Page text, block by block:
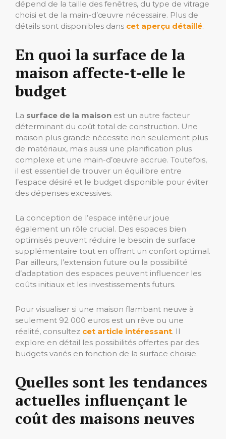
dépend de la taille des fenêtres, du type de vitrage
choisi et de la main-d’œuvre nécessaire. Plus de
détails sont disponibles dans cet aperçu détaillé.
En quoi la surface de la
maison affecte-t-elle le
budget
La surface de la maison est un autre facteur
déterminant du coût total de construction. Une
maison plus grande nécessite non seulement plus
de matériaux, mais aussi une planification plus
complexe et une main-d’œuvre accrue. Toutefois,
il est essentiel de trouver un équilibre entre
l’espace désiré et le budget disponible pour éviter
des dépenses excessives.
La conception de l’espace intérieur joue
également un rôle crucial. Des espaces bien
optimisés peuvent réduire le besoin de surface
supplémentaire tout en offrant un confort optimal.
Par ailleurs, l’extension future ou la possibilité
d’adaptation des espaces peuvent influencer les
coûts initiaux et les investissements futurs.
Pour visualiser si une maison flambant neuve à
seulement 92 000 euros est un rêve ou une
réalité, consultez cet article intéressant. Il
explore en détail les possibilités offertes par des
budgets variés en fonction de la surface choisie.
Quelles sont les tendances
actuelles influençant le
coût des maisons neuves